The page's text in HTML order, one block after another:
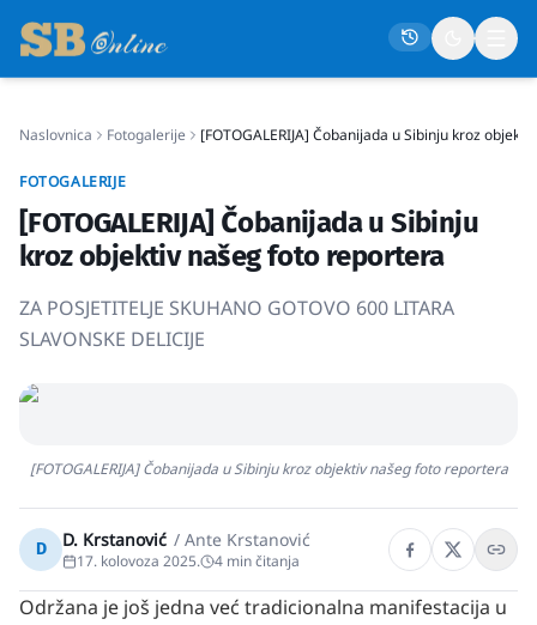
Politika
Naslovnica Fotogalerije [FOTOGALERIJA] Čobanijada u Sibinju kroz
FOTOGALERIJE
[FOTOGALERIJA] Čobanijada u Sibinju
kroz objektiv našeg foto reportera
ZA POSJETITELJE SKUHANO GOTOVO 600 LITARA
SLAVONSKE DELICIJE
[FOTOGALERIJA] Čobanijada u Sibinju kroz objektiv našeg foto reportera
D D. Krstanović / Ante Krstanović
17. kolovoza 2025. 4 min čitanja
Održana je još jedna već tradicionalna manifestacija u